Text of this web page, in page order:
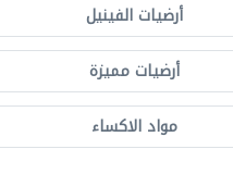
أرضيات الفينيل
أرضيات مميزة
مواد الاكساء